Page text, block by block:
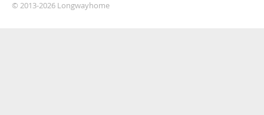
© 2013-2026 Longwayhome